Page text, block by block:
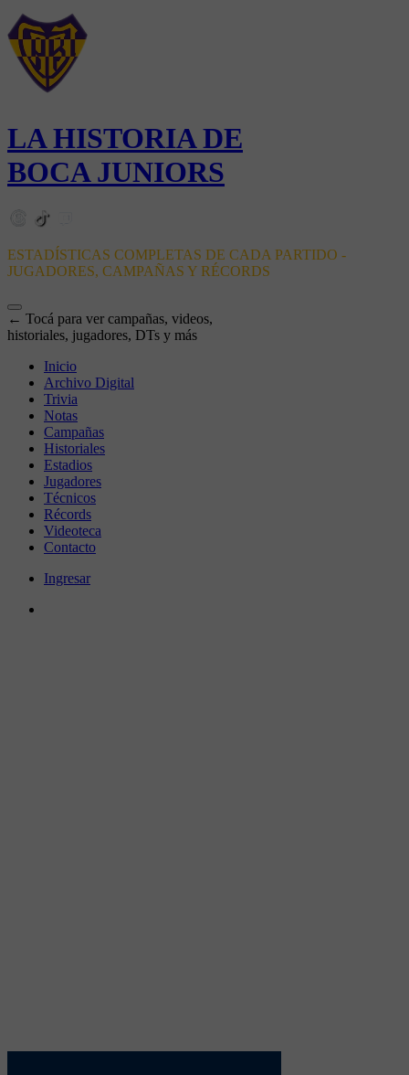
LA HISTORIA DE
BOCA JUNIORS
ESTADÍSTICAS COMPLETAS DE CADA PARTIDO -
JUGADORES, CAMPAÑAS Y RÉCORDS
← Tocá para ver campañas, videos,
historiales, jugadores, DTs y más
Inicio
Archivo Digital
Trivia
Notas
Campañas
Historiales
Estadios
Jugadores
Técnicos
Récords
Videoteca
Contacto
Ingresar